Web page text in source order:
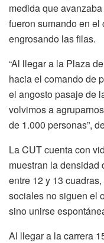
medida que
fueron sumando en
engrosando las filas.
“Al llegar a la Plaza
hacia el comando de
el angosto pasaje de
volvimos a
de 1.000 personas”,
La CUT cuenta con
muestran la densidad
entre 12 y 13
sociales no siguen el
sino unirse
Al llegar a la carrera